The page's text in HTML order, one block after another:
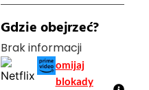
Gdzie obejrzeć?
Brak informacji
omijaj
blokady